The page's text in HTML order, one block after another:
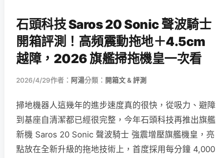
石頭科技 Saros 20 Sonic 聲波騎士
開箱評測！高頻震動拖地＋4.5cm
越障，2026 旗艦掃拖機皇一次看
2026/4/29作者： 阿湯分類： 開箱文 & 評測
掃地機器人這幾年的進步速度真的很快，從吸力、避障
到基座自清潔都已經很完整，今年石頭科技再推出旗艦
新機 Saros 20 Sonic 聲波騎士 強震增壓旗艦機皇，亮
點放在全新升級的拖地技術上，首度採用每分鐘 4,000